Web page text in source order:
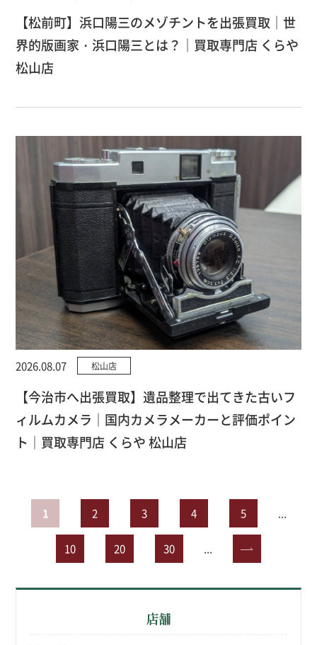
【松前町】浜口陽三のメゾチントを出張買取｜世
界的版画家・浜口陽三とは？｜買取専門店 くらや
松山店
2026.08.07 松山店
【今治市へ出張買取】遺品整理で出てきた古いフ
ィルムカメラ｜国内カメラメーカーと評価ポイン
ト｜買取専門店 くらや 松山店
1 2 3 4 5 ...
10 20 30 ... »
店舗